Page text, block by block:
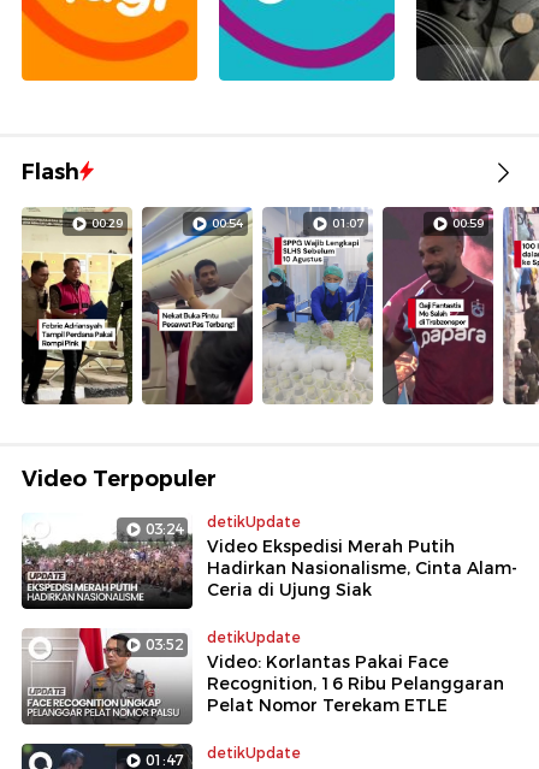
Flash
00:29 00:54 01:07 00:59
Video Terpopuler
03:24 detikUpdate
Video Ekspedisi Merah Putih
Hadirkan Nasionalisme, Cinta Alam-
Ceria di Ujung Siak
03:52 detikUpdate
Video: Korlantas Pakai Face
Recognition, 16 Ribu Pelanggaran
Pelat Nomor Terekam ETLE
01:47 detikUpdate